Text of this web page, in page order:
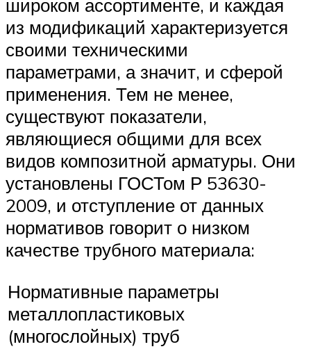
широком ассортименте, и каждая
из модификаций характеризуется
своими техническими
параметрами, а значит, и сферой
применения. Тем не менее,
существуют показатели,
являющиеся общими для всех
видов композитной арматуры. Они
установлены ГОСТом Р 53630-
2009, и отступление от данных
нормативов говорит о низком
качестве трубного материала:
Нормативные параметры
металлопластиковых
(многослойных) труб